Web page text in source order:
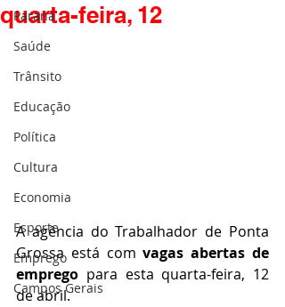
Paraná
Saúde
Trânsito
Educação
Política
Cultura
Economia
Esporte
Emprego
Campos Gerais
quarta-feira, 12
A agência do Trabalhador de Ponta
Grossa está com vagas abertas de
emprego para esta quarta-feira, 12
de abril.